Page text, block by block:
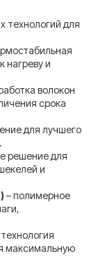
технологий для
нагреву и
волокон
срока
для лучшего
решение для
и
– полимерное
максимальную